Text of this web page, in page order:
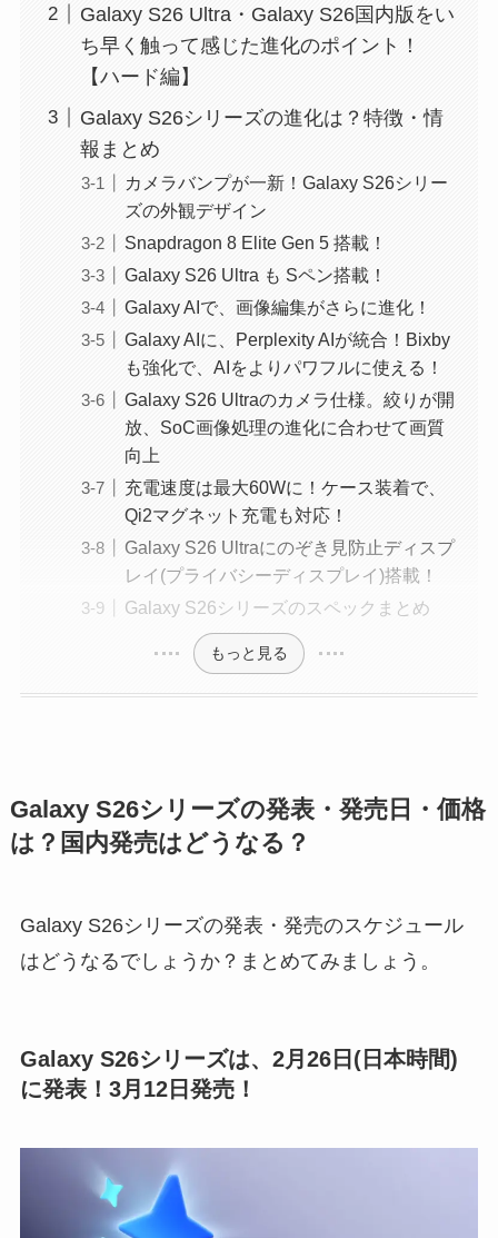
Galaxy S26 Ultra・Galaxy S26国内版をい
ち早く触って感じた進化のポイント！
【ハード編】
Galaxy S26シリーズの進化は？特徴・情
報まとめ
カメラバンプが一新！Galaxy S26シリー
ズの外観デザイン
Snapdragon 8 Elite Gen 5 搭載！
Galaxy S26 Ultra も Sペン搭載！
Galaxy AIで、画像編集がさらに進化！
Galaxy AIに、Perplexity AIが統合！Bixby
も強化で、AIをよりパワフルに使える！
Galaxy S26 Ultraのカメラ仕様。絞りが開
放、SoC画像処理の進化に合わせて画質
向上
充電速度は最大60Wに！ケース装着で、
Qi2マグネット充電も対応！
Galaxy S26 Ultraにのぞき見防止ディスプ
レイ(プライバシーディスプレイ)搭載！
Galaxy S26シリーズのスペックまとめ
もっと見る
Galaxy S26シリーズの発表・発売日・価格
は？国内発売はどうなる？
Galaxy S26シリーズの発表・発売のスケジュール
はどうなるでしょうか？まとめてみましょう。
Galaxy S26シリーズは、2月26日(日本時間)
に発表！3月12日発売！